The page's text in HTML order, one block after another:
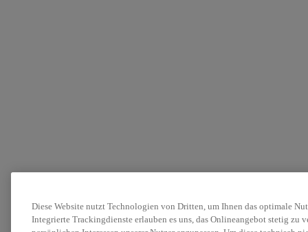
Diese Website nutzt Technologien von Dritten, um Ihnen das optimale
Integrierte Trackingdienste erlauben es uns, das Onlineangebot stetig zu